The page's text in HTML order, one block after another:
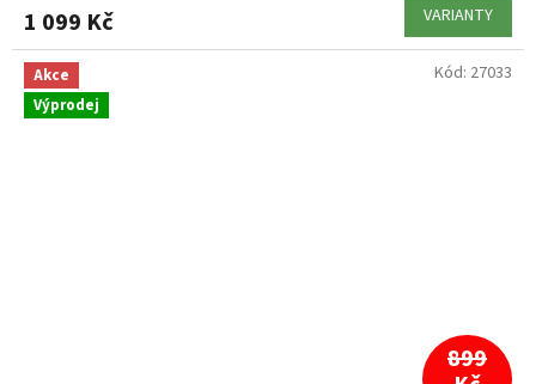
1 099 Kč VARIANTY
Akce
Výprodej
899
Kód: 27033